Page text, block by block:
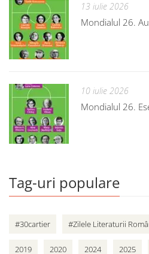
13 iulie 2026
Mondialul 26.
10 iulie 2026
Mondialul 26.
Tag-uri populare
#30cartier #Zilele Literaturii
2019 2020 2024 2025